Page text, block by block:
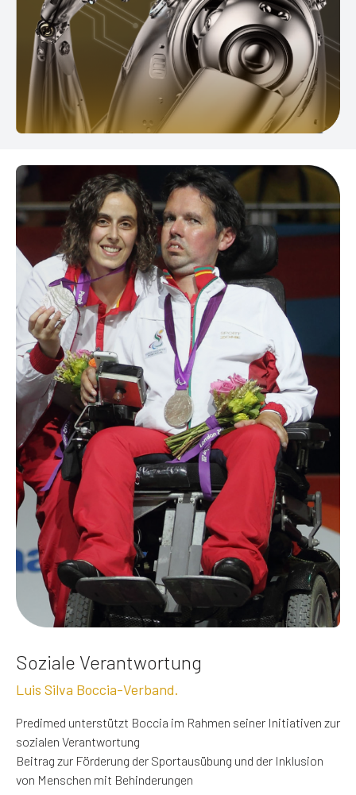
Soziale Verantwortung
Luis Silva Boccia-Verband.
Predimed unterstützt Boccia im Rahmen seiner Initiativen zur
sozialen Verantwortung
Beitrag zur Förderung der Sportausübung und der Inklusion
von Menschen mit Behinderungen